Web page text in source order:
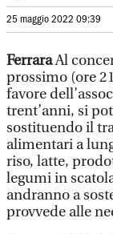
25 maggio 2022 09:39
FerraraAl
prossimo (ore
favore
trent’anni, si
sostituendo il
alimentari a
riso, latte,
legumi in
andranno a
provvede alle